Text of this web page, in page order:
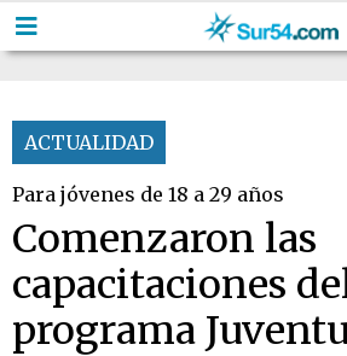
ACTUALIDAD
Para jóvenes de 18 a 29 años
Comenzaron las
capacitaciones
programa